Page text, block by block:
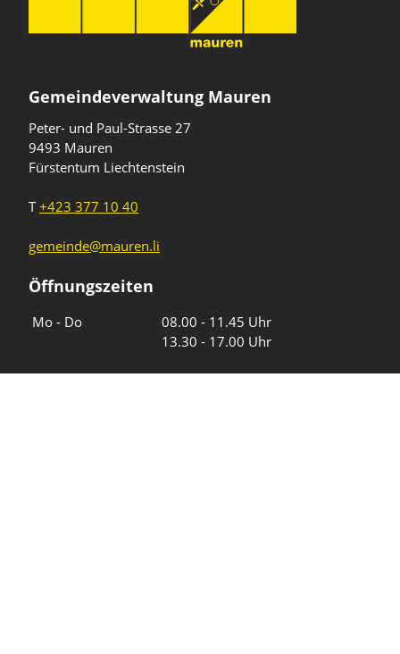
Gemeindeverwaltung Mauren
Peter- und Paul-Strasse 27
9493 Mauren
Fürstentum Liechtenstein
T+423 377 10 40
gemeinde@mauren.li
Öffnungszeiten
Mo - Do
08.00 - 11.45 Uhr
13.30 - 17.00 Uhr